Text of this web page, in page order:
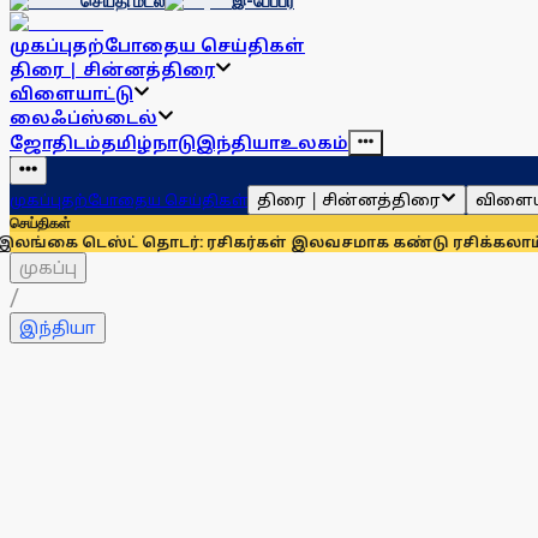
முகப்புதற்போதைய செய்திகள்
திரை | சின்னத்திரை
விளையாட்டு
லைஃப்ஸ்டைல்
ஜோதிடம்தமிழ்நாடுஇந்தியாஉலகம்
முகப்புதற்போதைய செய்திகள் திரை | சின்னத்திரை
செய்திகள்
தொடர்: ரசிகர்கள் இலவசமாக கண்டு ரசிக்கலாம்!
முகப்பு
/
இந்தியா